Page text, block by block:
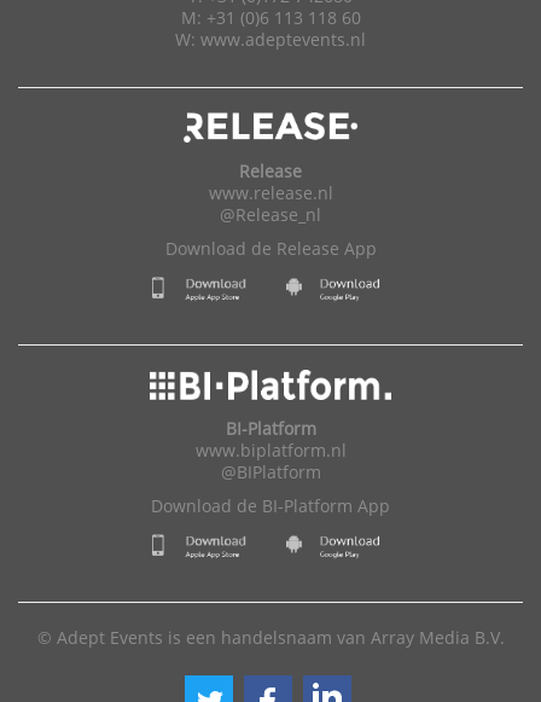
M: +31 (0)6 113 118 60
W: www.adeptevents.nl
Release
www.release.nl
@Release_nl
Download de Release App
BI-Platform
www.biplatform.nl
@BIPlatform
Download de BI-Platform App
© Adept Events is een handelsnaam van Array Media B.V.